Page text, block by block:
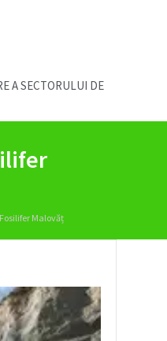
A SECTORULUI DE
Malovăț